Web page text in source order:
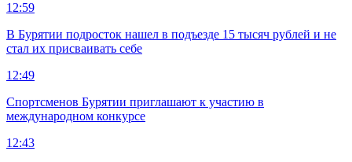
12:59
В Бурятии подросток нашел в подъезде 15 тысяч рублей и не
стал их присваивать себе
12:49
Спортсменов Бурятии приглашают к участию в
международном конкурсе
12:43